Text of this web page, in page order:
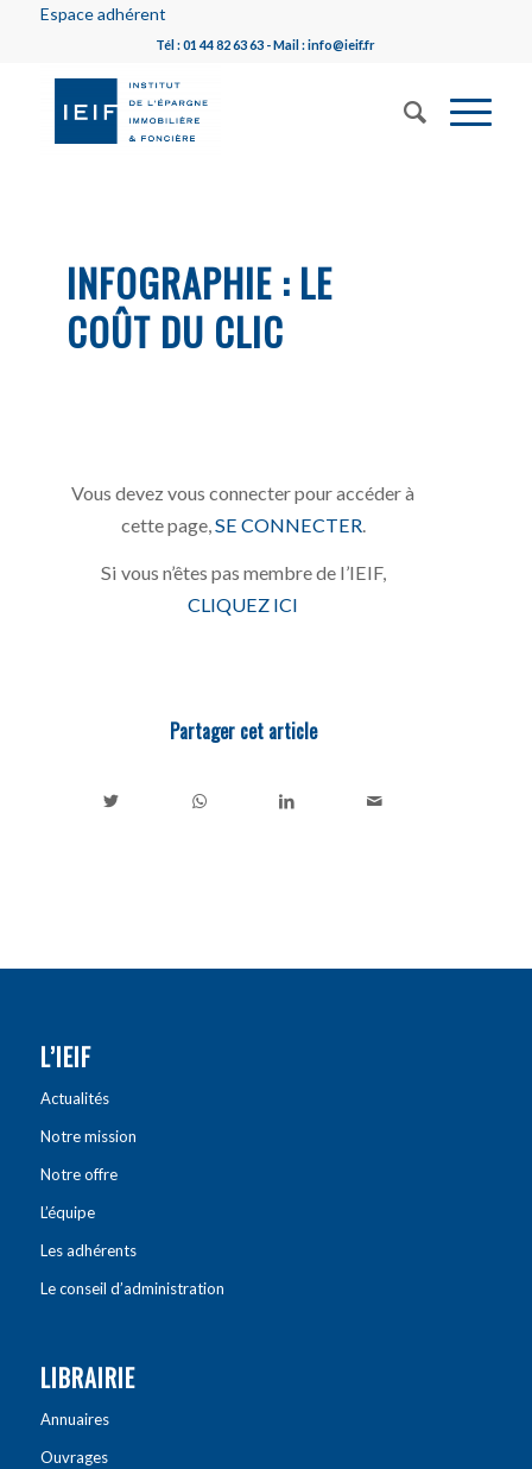
Espace adhérent
Tél : 01 44 82 63 63 - Mail : info@ieif.fr
INFOGRAPHIE : LE
COÛT DU CLIC
Vous devez vous connecter pour accéder à
cette page, SE CONNECTER
Si vous n’êtes pas membre de l’IEIF,
CLIQUEZ ICI
Partager cet article
L’IEIF
Actualités
Notre mission
Notre offre
L’équipe
Les adhérents
Le conseil d’administration
LIBRAIRIE
Annuaires
Ouvrages